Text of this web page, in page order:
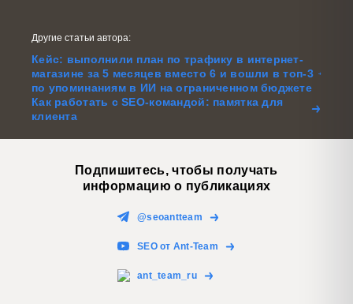
Другие статьи автора:
Кейс: выполнили план по трафику в интернет-
магазине за 5 месяцев вместо 6 и вошли в топ-3
по упоминаниям в ИИ на ограниченном бюджете
Как работать с SEO-командой: памятка для
клиента
Подпишитесь, чтобы получать
информацию о публикациях
@seoantteam
SEO от Ant-Team
ant_team_ru